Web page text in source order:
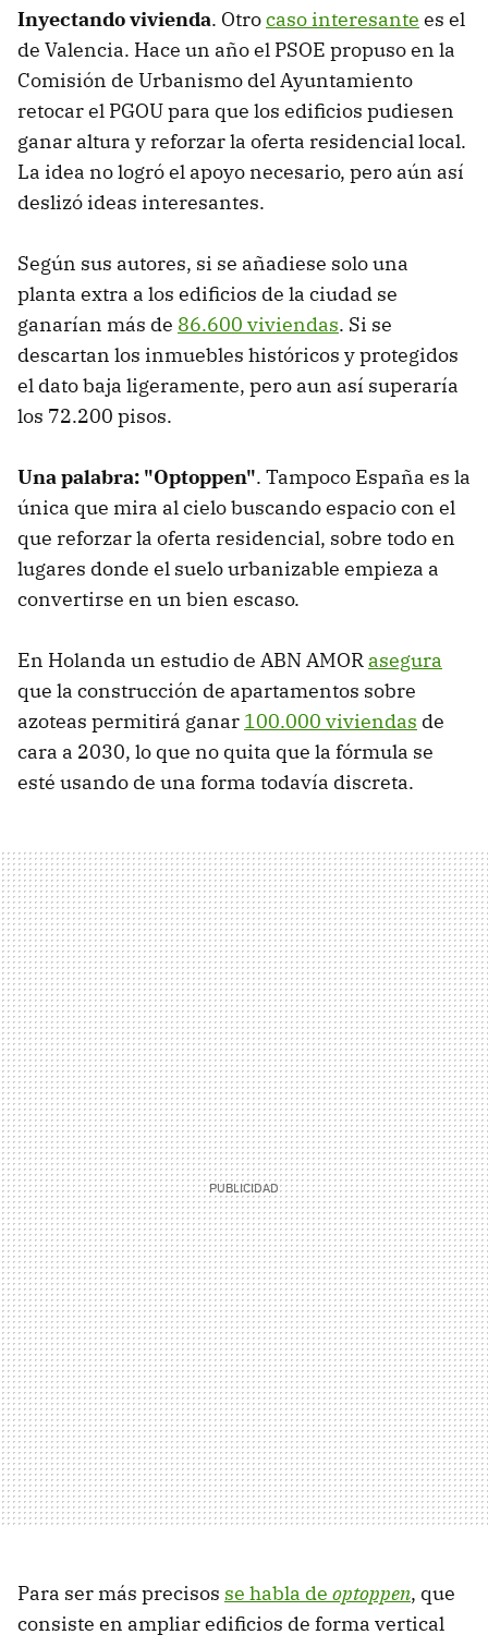
Inyectando vivienda. Otrocaso interesante es el
de Valencia. Hace un año el PSOE propuso en la
Comisión de Urbanismo del Ayuntamiento
retocar el PGOU para que los edificios pudiesen
ganar altura y reforzar la oferta residencial local.
La idea no logró el apoyo necesario, pero aún así
deslizó ideas interesantes.
Según sus autores, si se añadiese solo una
planta extra a los edificios de la ciudad se
ganarían más de 86.600 viviendas. Si se
descartan los inmuebles históricos y protegidos
el dato baja ligeramente, pero aun así superaría
los 72.200 pisos.
Una palabra: "Optoppen". Tampoco España es la
única que mira al cielo buscando espacio con el
que reforzar la oferta residencial, sobre todo en
lugares donde el suelo urbanizable empieza a
convertirse en un bien escaso.
En Holanda un estudio de ABN AMOR asegura
que la construcción de apartamentos sobre
azoteas permitirá ganar 100.000 viviendas de
cara a 2030, lo que no quita que la fórmula se
esté usando de una forma todavía discreta.
Para ser más precisos se habla de optoppen, que
consiste en ampliar edificios de forma vertical